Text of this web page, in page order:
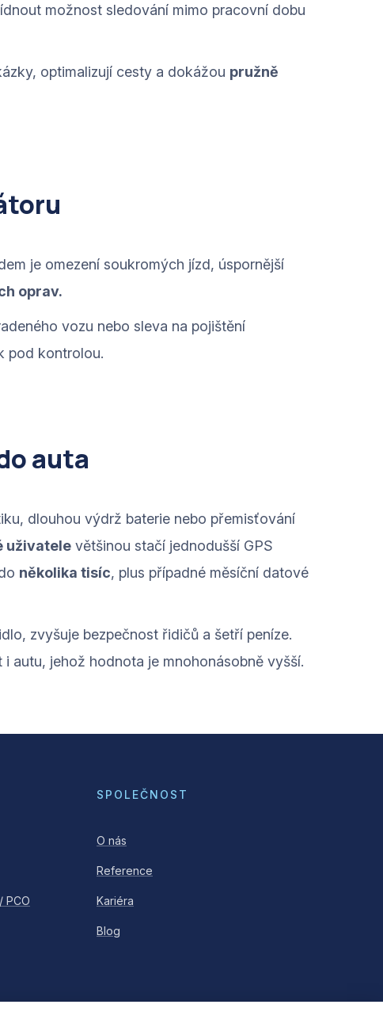
možnost sledování mimo pracovní dobu
optimalizují cesty a dokážou pružně
je omezení soukromých jízd, úspornější
oprav.
vozu nebo sleva na pojištění
pod kontrolou.
auta
dlouhou výdrž baterie nebo přemisťování
uživatele většinou stačí jednodušší GPS
několika tisíc, plus případné měsíční datové
zvyšuje bezpečnost řidičů a šetří peníze.
autu, jehož hodnota je mnohonásobně vyšší.
PCO
SPOLEČNOST
O nás
Reference
Kariéra
Blog